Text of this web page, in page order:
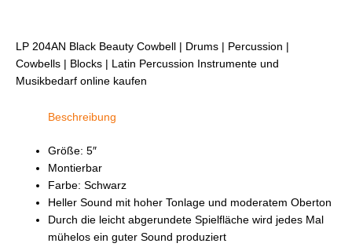
LP 204AN Black Beauty Cowbell | Drums | Percussion |
Cowbells | Blocks | Latin Percussion Instrumente und
Musikbedarf online kaufen
Beschreibung
Größe: 5″
Montierbar
Farbe: Schwarz
Heller Sound mit hoher Tonlage und moderatem Oberton
Durch die leicht abgerundete Spielfläche wird jedes Mal
mühelos ein guter Sound produziert